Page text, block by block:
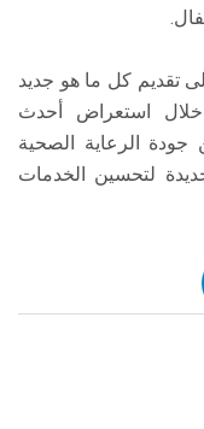
تقديم كل ما هو جديد
استعراض أحدث
جودة الرعاية الصحية
لتحسين الخدمات